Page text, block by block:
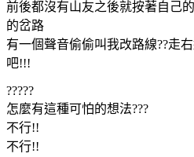
前後都沒有山友之後就按著自己
的岔路
有一個聲音偷偷叫我改路線??走
吧!!!
?????
怎麼有這種可怕的想法???
不行!!
不行!!